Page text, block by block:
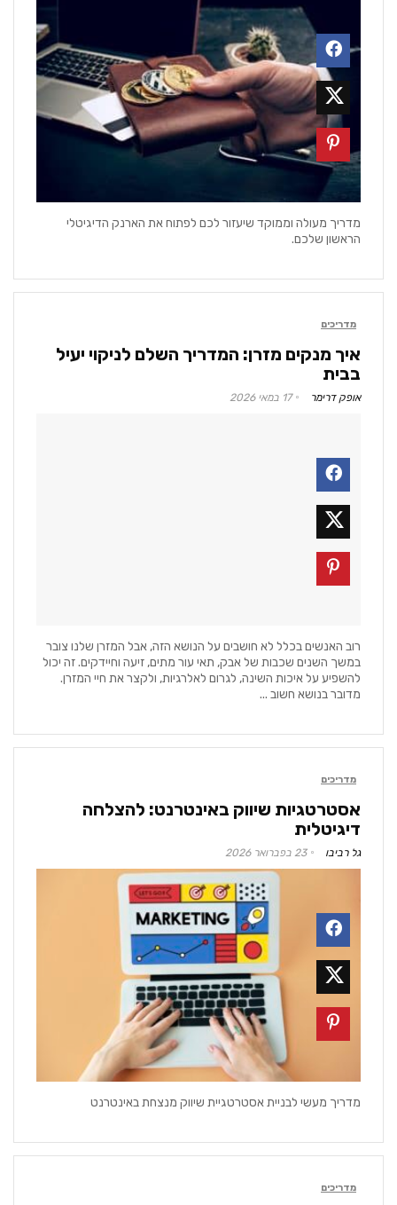
מדריך מעולה וממוקד שיעזור לכם לפתוח את הארנק הדיגיטלי
הראשון שלכם.
מדריכים
איך מנקים מזרן: המדריך השלם לניקוי יעיל
בבית
אופק דרימר 17 במאי 2026
רוב האנשים בכלל לא חושבים על הנושא הזה, אבל המזרן שלנו צובר
במשך השנים שכבות של אבק, תאי עור מתים, זיעה וחיידקים. זה יכול
להשפיע על איכות השינה, לגרום לאלרגיות, ולקצר את חיי המזרן.
מדובר בנושא חשוב ...
מדריכים
אסטרטגיות שיווק באינטרנט: להצלחה
דיגיטלית
גל רביבו 23 בפברואר 2026
מדריך מעשי לבניית אסטרטגיית שיווק מנצחת באינטרנט
מדריכים